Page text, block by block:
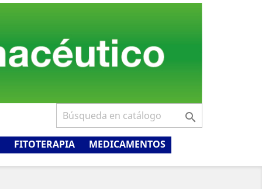

FITOTERAPIA MEDICAMENTOS